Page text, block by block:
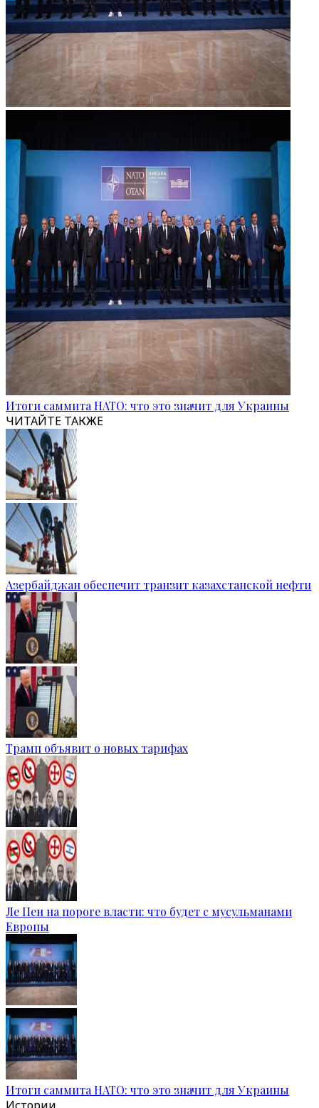
Итоги саммита НАТО: что это значит для Украины
ЧИТАЙТЕ ТАКЖЕ
Азербайджан обеспечит транзит казахстанской нефти
Трамп объявит о новых тарифах
Ле Пен на пороге власти: что будет с мусульманами
Европы
Итоги саммита НАТО: что это значит для Украины